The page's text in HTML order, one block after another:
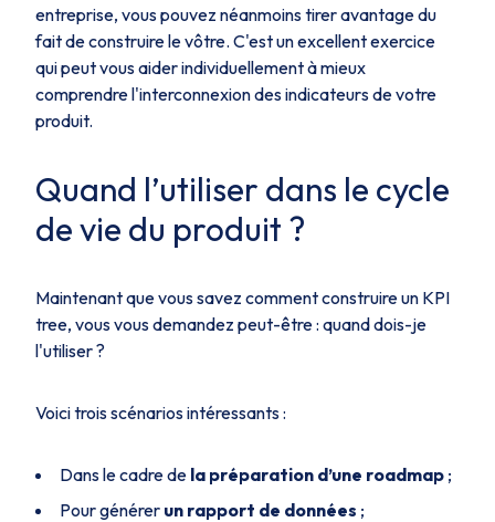
entreprise, vous pouvez néanmoins tirer avantage du
fait de construire le vôtre. C'est un excellent exercice
qui peut vous aider individuellement à mieux
comprendre l'interconnexion des indicateurs de votre
produit.
Quand l’utiliser dans le cycle
de vie du produit ?
Maintenant que vous savez comment construire un KPI
tree, vous vous demandez peut-être : quand dois-je
l'utiliser ?
Voici trois scénarios intéressants :
Dans le cadre de la préparation d’une roadmap ;
Pour générer un rapport de données ;